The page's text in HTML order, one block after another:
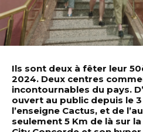
Ils sont deux à fêter leur
2024. Deux centres
incontournables du pays.
ouvert au public depuis le
l’enseigne Cactus, et de
seulement 5 Km de là sur